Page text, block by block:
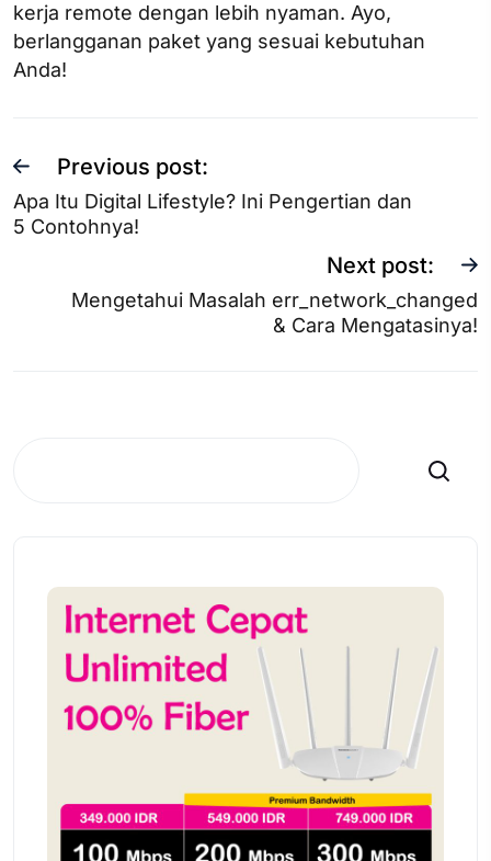
kerja remote dengan lebih nyaman. Ayo,
berlangganan paket yang sesuai kebutuhan
Anda!
Previous post:
Apa Itu Digital Lifestyle? Ini Pengertian dan
5 Contohnya!
Next post:
Mengetahui Masalah err_network_changed
& Cara Mengatasinya!
Search